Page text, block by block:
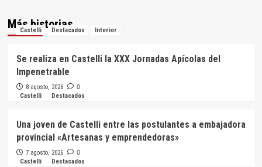
Más historias
Castelli Destacados Interior
Se realiza en Castelli la XXX Jornadas Apícolas del
Impenetrable
8 agosto, 2026 0
Castelli Destacados
Una joven de Castelli entre las postulantes a embajadora
provincial «Artesanas y emprendedoras»
7 agosto, 2026 0
Castelli Destacados